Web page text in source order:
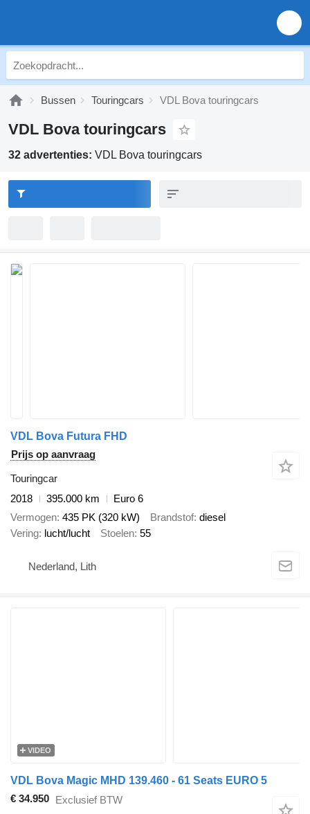
Bussen Touringcars VDL Bova touringcars
VDL Bova touringcars
32 advertenties: VDL Bova touringcars
VDL Bova Futura FHD
Prijs op aanvraag
Touringcar
2018
395.000 km
Euro 6
Vermogen 435 PK (320 kW) Brandstof diesel
Vering lucht/lucht Stoelen 55
Nederland, Lith
VIDEO
VDL Bova Magic MHD 139.460 - 61 Seats EURO 5
€ 34.950 Exclusief BTW